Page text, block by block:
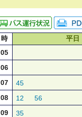
時 平日
05
06
07
45
08
12 56
09
35